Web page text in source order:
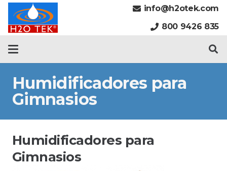
info@h2otek.com
800 9426 835
Humidificadores para
Gimnasios
Humidificadores para
Gimnasios